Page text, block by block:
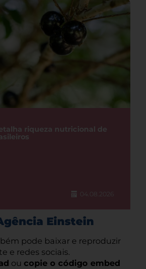
riqueza nutricional de
04.08.2026
Einstein
pode baixar e reproduzir
e redes sociais.
ou copie o código embed